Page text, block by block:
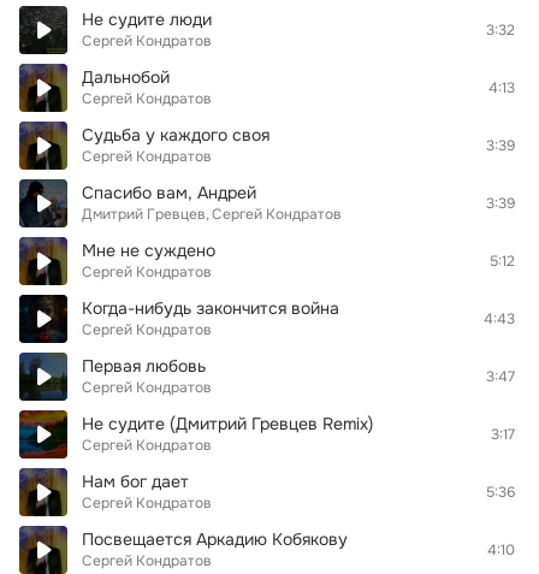
Не судите люди
Сергей Кондратов
3:32
Дальнобой
Сергей Кондратов
4:13
Судьба у каждого своя
Сергей Кондратов
3:39
Спасибо вам, Андрей
Дмитрий Гревцев Сергей Кондратов
3:39
Мне не суждено
Сергей Кондратов
5:12
Когда-нибудь закончится война
Сергей Кондратов
4:43
Первая любовь
Сергей Кондратов
3:47
Не судите (Дмитрий Гревцев Remix)
Сергей Кондратов
3:17
Нам бог дает
Сергей Кондратов
5:36
Посвещается Аркадию Кобякову
Сергей Кондратов
4:10